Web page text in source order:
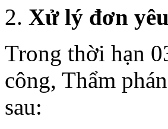
Xử lý đơn
Trong thời hạn
công, Thẩm
sau: